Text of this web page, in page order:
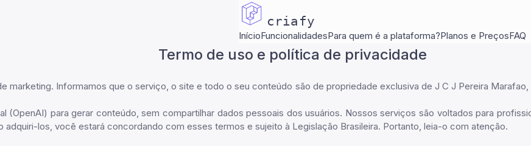
criafy
InícioFuncionalidadesPara quem é a plataforma?Planos e PreçosFAQ
Termo de uso e política de privacidade
Informamos que o serviço, o site e todo o seu conteúdo são de propriedade exclusiva de J C J Pereira
para gerar conteúdo, sem compartilhar dados pessoais dos usuários. Nossos serviços são voltados para
los, você estará concordando com esses termos e sujeito à Legislação Brasileira. Portanto, leia-o com atenção.